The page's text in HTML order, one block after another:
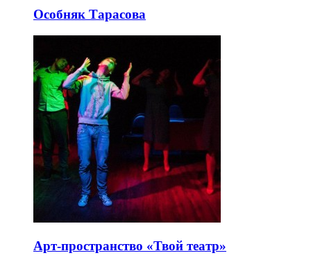
Особняк Тарасова
Арт-пространство «Твой театр»